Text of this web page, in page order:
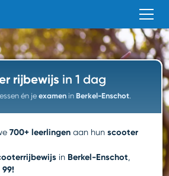
rijbewijs in 1 dag
én je examenin Berkel-Enschot.
700+ leerlingen aan hunscooter
in Berkel-Enschot,